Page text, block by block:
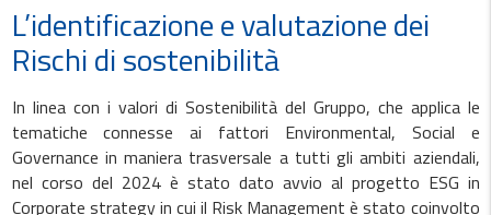
L’identificazione e valutazione dei
Rischi di sostenibilità
In linea con i valori di Sostenibilità del Gruppo, che applica le
tematiche connesse ai fattori Environmental, Social e
Governance in maniera trasversale a tutti gli ambiti aziendali,
nel corso del 2024 è stato dato avvio al progetto ESG in
Corporate strategy in cui il Risk Management è stato coinvolto